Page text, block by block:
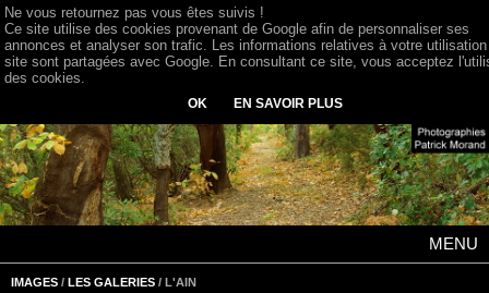
MENU
IMAGES / LES GALERIES / L'AIN
Ne vous retournez pas vous êtes suivis !
Ce site utilise des cookies provenant de Google afin de personnaliser ses
annonces et analyser son trafic. Les informations relatives à votre
site sont partagées avec Google. En consultant ce site, vous acceptez
des cookies.
OK EN SAVOIR PLUS